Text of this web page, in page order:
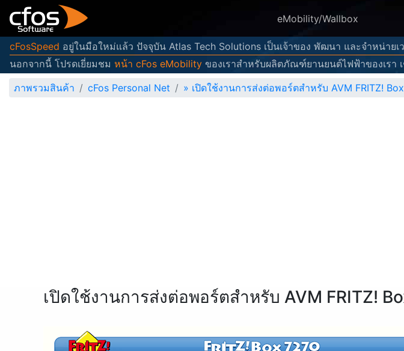
eMobility/Wallbox
cFosSpeed อยู่ในมือใหม่แล้ว ปัจจุบัน Atlas Tech Solutions เป็นเจ้าของ พัฒนา และจำหน่ายเ
นอกจากนี้ โปรดเยี่ยมชม หน้า cFos eMobility ของเราสำหรับผลิตภัณฑ์ยานยนต์ไฟฟ้าของเรา
ภาพรวมสินค้า
cFos Personal Net » เปิดใช้งานการส่งต่อพอร์ตสำหรับ AVM FRITZ!
เปิดใช้งานการส่งต่อพอร์ตสำหรับ AVM FRITZ!